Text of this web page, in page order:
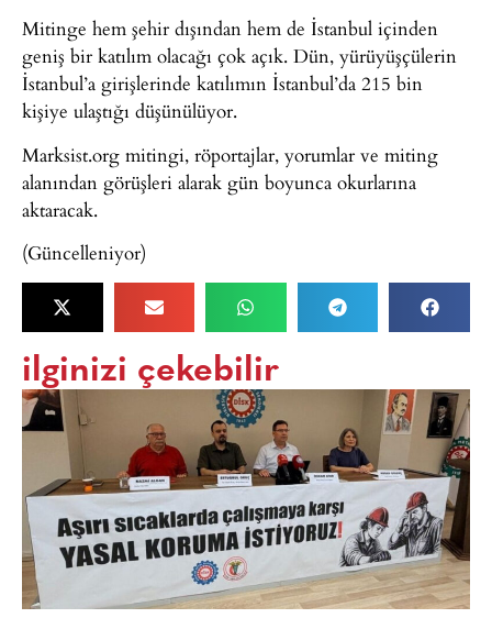
Mitinge hem şehir dışından hem de İstanbul içinden
geniş bir katılım olacağı çok açık. Dün, yürüyüşçülerin
İstanbul’a girişlerinde katılımın İstanbul’da 215 bin
kişiye ulaştığı düşünülüyor.
Marksist.org mitingi, röportajlar, yorumlar ve miting
alanından görüşleri alarak gün boyunca okurlarına
aktaracak.
(Güncelleniyor)
ilginizi çekebilir